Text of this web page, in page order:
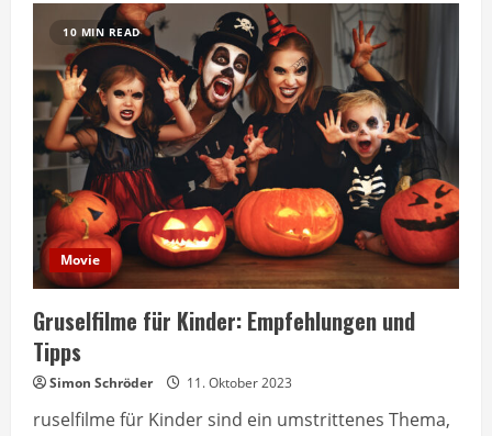
Filme
Top
10:
Die
besten
Filme
zum
Streamen
auf
Netflix
im
Jahr
2023
10 MIN READ
Movie
Gruselfilme für Kinder: Empfehlungen und
Tipps
Simon Schröder 11. Oktober 2023
ruselfilme für Kinder sind ein umstrittenes Thema,